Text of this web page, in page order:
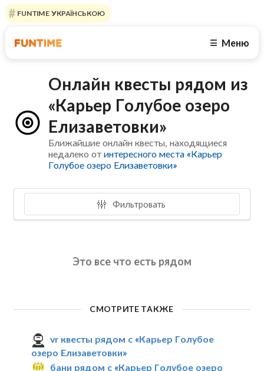
FUNTIME УКРАЇНСЬКОЮ
☰ Меню
Онлайн квесты рядом из
«Карьер Голубое озеро
Елизаветовки»
Ближайшие онлайн квесты, находящиеся
недалеко отинтересного места «Карьер
Голубое озеро Елизаветовки»
Фильтровать
Это все что есть рядом
СМОТРИТЕ ТАКЖЕ
vr квесты рядом с «Карьер Голубое
озеро Елизаветовки»
бани рядом с «Карьер Голубое озеро